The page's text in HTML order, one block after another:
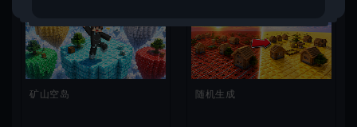
矿山空岛 随机生成